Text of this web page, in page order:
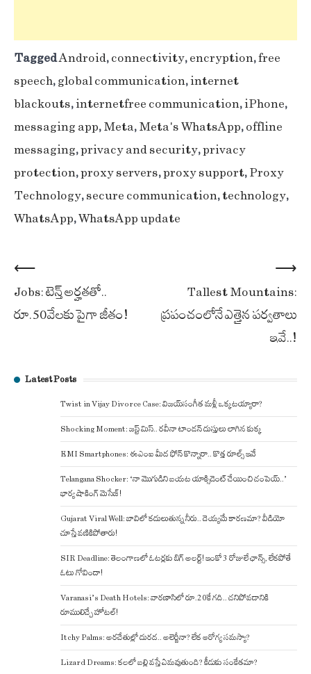
TaggedAndroid,connectivity,encryption,free
speech,global communication,internet
blackouts,internet-free communication,iPhone,
messaging app,Meta,Meta's WhatsApp,offline
messaging,privacy and security,privacy
protection,proxy servers,proxy support,Proxy
Technology,secure communication,technology,
WhatsApp,WhatsApp update
Post
navigation
⟵
Jobs: టెన్త్ అర్హతతో..
రూ.50వేలకు పైగా జీతం!
Tallest Mountains:
ప్రపంచంలోనే ఎత్తైన పర్వతాలు
ఇవే..!
⟶
Latest Posts
Twist in Vijay Divorce Case: విజయ్-సంగీత మళ్లీ ఒక్కటయ్యారా?
Shocking Moment: జస్ట్ మిస్.. రవీనా టాండన్ దుస్తులు లాగిన కుక్క
EMI Smartphones: ఈఎంఐ మీద ఫోన్ కొన్నారా.. కొత్త రూల్స్ ఇవే
Telangana Shocker: ‘నా మొగుడిని బయట యాక్సిడెంట్ చేయించి చంపెయ్..’
భార్య షాకింగ్ మెసేజ్!
Gujarat Viral Well: బావిలో కదులుతున్న నీరు.. దెయ్యమే కారణమా? వీడియో
చూస్తే వణికిపోతారు!
SIR Deadline: తెలంగాణలో ఓటర్లకు బిగ్ అలర్ట్! ఇంకో 3 రోజులే ఛాన్స్, లేకపోతే
ఓటు గోవిందా!
Varanasi’s Death Hotels: వారణాసిలో రూ.20కే గది.. చనిపోవడానికి
రూములిచ్చే హోటల్!
Itchy Palms: అరచేతుల్లో దురద.. అలెర్జీనా? లేక ఆరోగ్య సమస్యా?
Lizard Dreams: కలలో బల్లి వస్తే ఏమవుతుంది? కీడుకు సంకేతమా?